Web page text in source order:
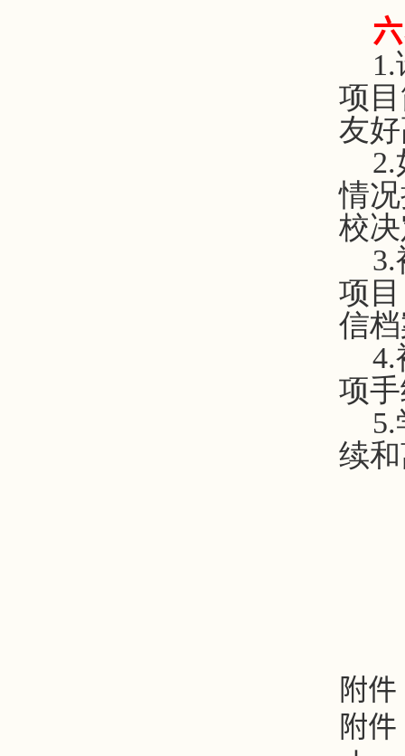
项
友
情
校
项
信
4.
项
续
附件
附件